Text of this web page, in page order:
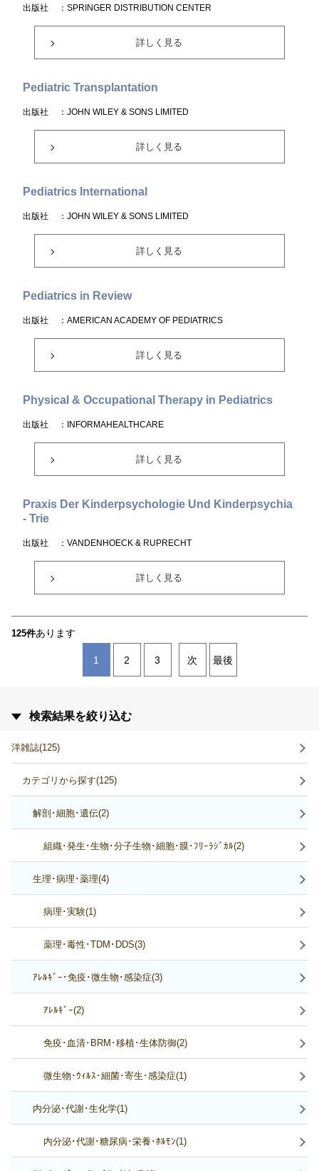
出版社 ：SPRINGER DISTRIBUTION CENTER
詳しく見る
Pediatric Transplantation
出版社 ：JOHN WILEY & SONS LIMITED
詳しく見る
Pediatrics International
出版社 ：JOHN WILEY & SONS LIMITED
詳しく見る
Pediatrics in Review
出版社 ：AMERICAN ACADEMY OF PEDIATRICS
詳しく見る
Physical & Occupational Therapy in Pediatrics
出版社 ：INFORMAHEALTHCARE
詳しく見る
Praxis Der Kinderpsychologie Und Kinderpsychia
- Trie
出版社 ：VANDENHOECK & RUPRECHT
詳しく見る
125件あります
1 2 3 次 最後
検索結果を絞り込む
洋雑誌(125)
カテゴリから探す(125)
解剖･細胞･遺伝(2)
組織･発生･生物･分子生物･細胞･膜･ﾌﾘｰﾗｼﾞｶﾙ(2)
生理･病理･薬理(4)
病理･実験(1)
薬理･毒性･TDM･DDS(3)
ｱﾚﾙｷﾞｰ･免疫･微生物･感染症(3)
ｱﾚﾙｷﾞｰ(2)
免疫･血清･BRM･移植･生体防御(2)
微生物･ｳｨﾙｽ･細菌･寄生･感染症(1)
内分泌･代謝･生化学(1)
内分泌･代謝･糖尿病･栄養･ﾎﾙﾓﾝ(1)